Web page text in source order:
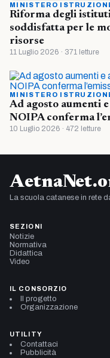
MINISTERO
Riforma degli
soddisfatta per le
risorse
11 Luglio 2026 · 371 letture
MINISTERO
Ad agosto aumenti
NOIPA conferma
10 Luglio 2026 · 472 letture
La scuola catanese in rete
SEZIONI
Notizie
Normativa
Didattica
Video
IL CONSORZIO
Il progetto
Organizzazione
UTILITY
Contattaci
Pubblicità